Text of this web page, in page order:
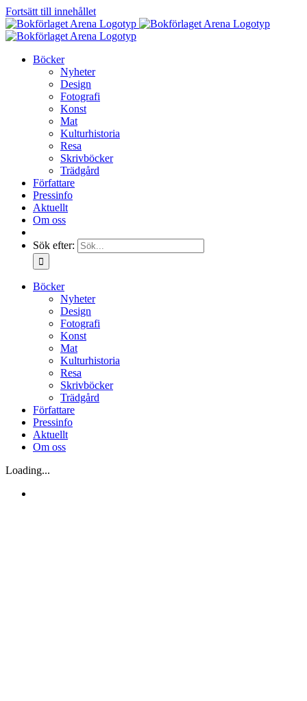
Fortsätt till innehållet
Böcker
Nyheter
Design
Fotografi
Konst
Mat
Kulturhistoria
Resa
Skrivböcker
Trädgård
Författare
Pressinfo
Aktuellt
Om oss
Sök efter:
Böcker
Nyheter
Design
Fotografi
Konst
Mat
Kulturhistoria
Resa
Skrivböcker
Trädgård
Författare
Pressinfo
Aktuellt
Om oss
Loading...